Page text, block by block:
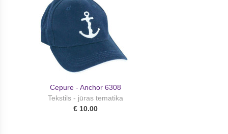
Cepure - Anchor 6308
Tekstils - jūras tematika
€ 10.00